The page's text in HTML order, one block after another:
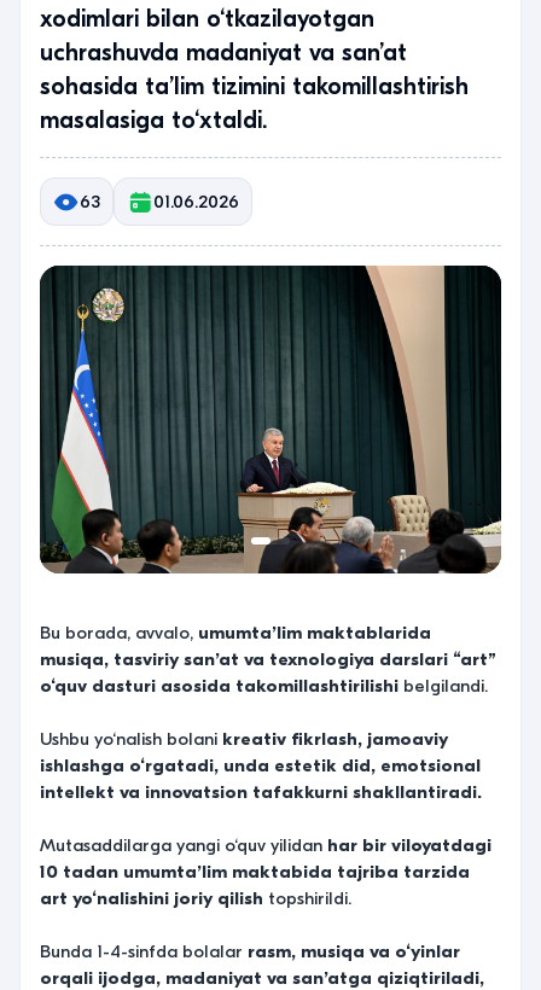
xodimlari bilan o‘tkazilayotgan
uchrashuvda madaniyat va san’at
sohasida ta’lim tizimini takomillashtirish
masalasiga to‘xtaldi.
63 01.06.2026
Bu borada, avvalo, umumta’lim maktablarida
musiqa, tasviriy san’at va texnologiya darslari “art”
o‘quv dasturi asosida takomillashtirilishi belgilandi.
Ushbu yo‘nalish bolani kreativ fikrlash, jamoaviy
ishlashga o‘rgatadi, unda estetik did, emotsional
intellekt va innovatsion tafakkurni shakllantiradi.
Mutasaddilarga yangi o‘quv yilidan har bir viloyatdagi
10 tadan umumta’lim maktabida tajriba tarzida
art yo‘nalishini joriy qilish topshirildi.
Bunda 1-4-sinfda bolalar rasm, musiqa va o‘yinlar
orqali ijodga, madaniyat va san’atga qiziqtiriladi,